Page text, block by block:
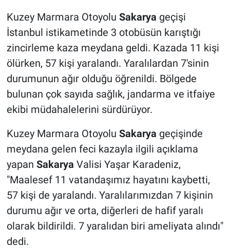
Kuzey Marmara Otoyolu Sakarya geçişi
İstanbul istikametinde 3 otobüsün karıştığı
zincirleme kaza meydana geldi. Kazada 11 kişi
ölürken, 57 kişi yaralandı. Yaralılardan 7'sinin
durumunun ağır olduğu öğrenildi. Bölgede
bulunan çok sayıda sağlık, jandarma ve itfaiye
ekibi müdahalelerini sürdürüyor.
Kuzey Marmara Otoyolu Sakarya geçişinde
meydana gelen feci kazayla ilgili açıklama
yapan Sakarya Valisi Yaşar Karadeniz,
"Maalesef 11 vatandaşımız hayatını kaybetti,
57 kişi de yaralandı. Yaralılarımızdan 7 kişinin
durumu ağır ve orta, diğerleri de hafif yaralı
olarak bildirildi. 7 yaralıdan biri ameliyata alındı"
dedi.
Magazin
Bilim ve Teknoloji